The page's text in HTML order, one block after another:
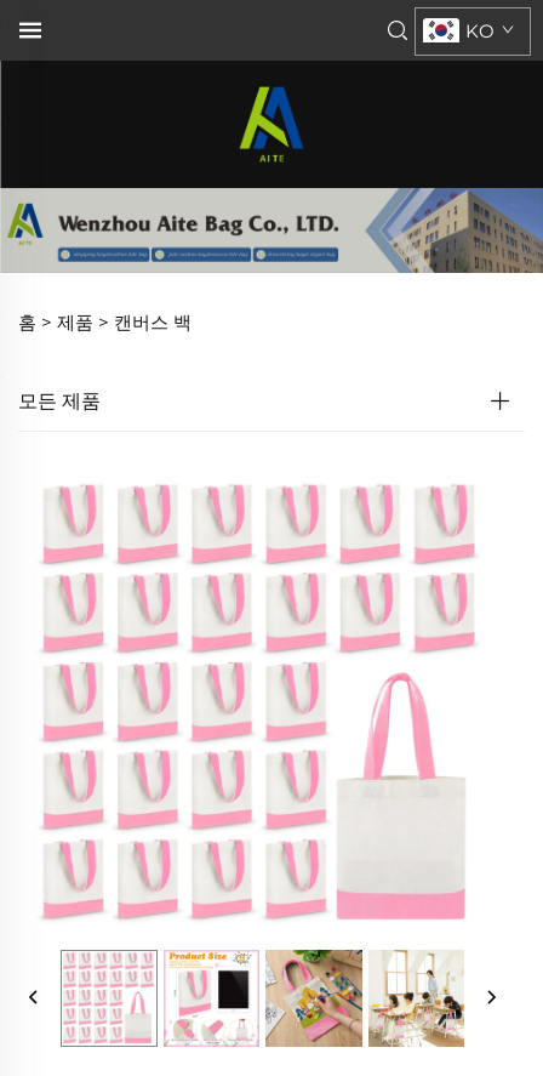
KO
홈 > 제품 > 캔버스 백
모든 제품